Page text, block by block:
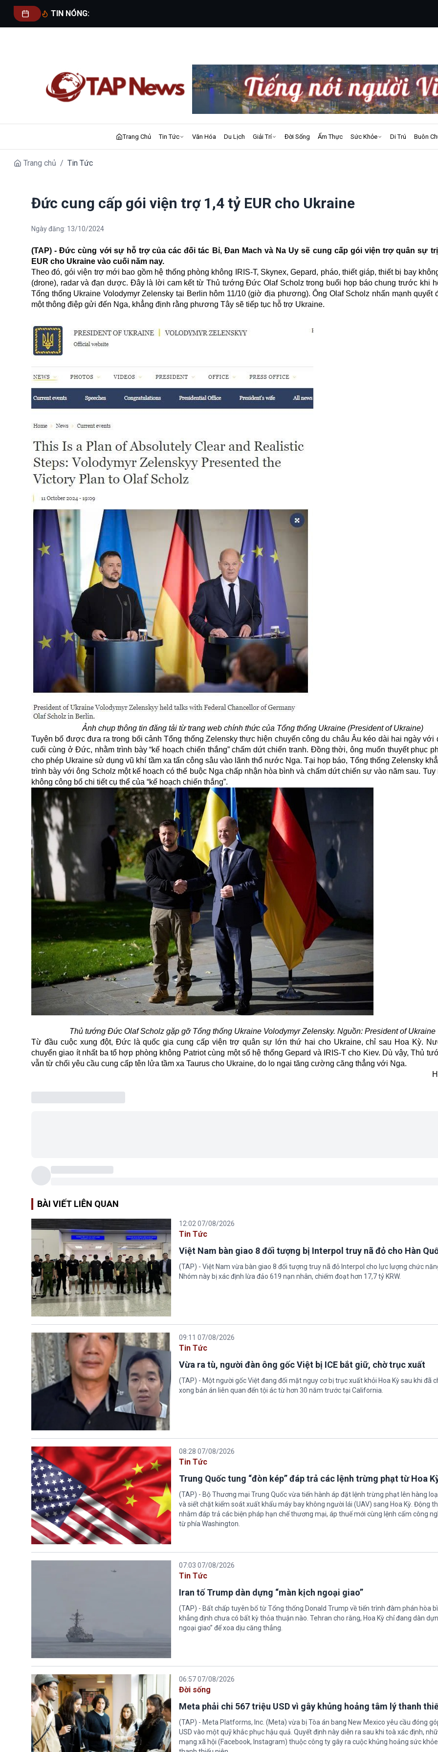
TIN NÓNG:
Trang Chủ Tin Tức Văn Hóa Du Lịch Giải Trí Đời Sống Ẩm Thực Sức Khỏe Di Trú Buôn
Trang chủ / Tin Tức
Đức cung cấp gói viện trợ 1,4 tỷ EUR cho Ukraine
Ngày đăng: 13/10/2024
(TAP) - Đức cùng với sự hỗ trợ của các đối tác Bỉ, Đan Mach và Na Uy sẽ cung cấp gói viện trợ quân sự
EUR cho Ukraine vào cuối năm nay.
Theo đó, gói viện trợ mới bao gồm hệ thống phòng không IRIS-T, Skynex, Gepard, pháo, thiết giáp, thiết bị bay
(drone), radar và đạn dược. Đây là lời cam kết từ Thủ tướng Đức Olaf Scholz trong buổi họp báo chung trước khi
Tổng thống Ukraine Volodymyr Zelensky tại Berlin hôm 11/10 (giờ địa phương). Ông Olaf Scholz nhấn mạnh quyết
một thông điệp gửi đến Nga, khẳng định rằng phương Tây sẽ tiếp tục hỗ trợ Ukraine.
Ảnh chụp thông tin đăng tải từ trang web chính thức của Tổng thống Ukraine (President of Ukraine)
Tuyên bố được đưa ra trong bối cảnh Tổng thống Zelensky thực hiện chuyến công du châu Âu kéo dài hai ngày với
cuối cùng ở Đức, nhằm trình bày “kế hoạch chiến thắng” chấm dứt chiến tranh. Đồng thời, ông muốn thuyết phục
cho phép Ukraine sử dụng vũ khí tầm xa tấn công sâu vào lãnh thổ nước Nga. Tại họp báo, Tổng thống Zelensky
trình bày với ông Scholz một kế hoạch có thể buộc Nga chấp nhận hòa bình và chấm dứt chiến sự vào năm sau. Tuy
không công bố chi tiết cụ thể của “kế hoạch chiến thắng”.
Thủ tướng Đức Olaf Scholz gặp gỡ Tổng thống Ukraine Volodymyr Zelensky. Nguồn: President of Ukraine
Từ đầu cuộc xung đột, Đức là quốc gia cung cấp viện trợ quân sự lớn thứ hai cho Ukraine, chỉ sau Hoa Kỳ.
chuyển giao ít nhất ba tổ hợp phòng không Patriot cùng một số hệ thống Gepard và IRIS-T cho Kiev. Dù vậy, Thủ
vẫn từ chối yêu cầu cung cấp tên lửa tầm xa Taurus cho Ukraine, do lo ngại tăng cường căng thẳng với Nga.
BÀI VIẾT LIÊN QUAN
12:02 07/08/2026
Tin Tức
Việt Nam bàn giao 8 đối tượng bị Interpol truy nã đỏ cho Hàn
(TAP) - Việt Nam vừa bàn giao 8 đối tượng truy nã đỏ Interpol cho lực lượng chức
Nhóm này bị xác định lừa đảo 619 nạn nhân, chiếm đoạt hơn 17,7 tỷ KRW.
09:11 07/08/2026
Tin Tức
Vừa ra tù, người đàn ông gốc Việt bị ICE bắt giữ, chờ trục xuất
(TAP) - Một người gốc Việt đang đối mặt nguy cơ bị trục xuất khỏi Hoa Kỳ sau khi đã
xong bản án liên quan đến tội ác từ hơn 30 năm trước tại California.
08:28 07/08/2026
Tin Tức
Trung Quốc tung “đòn kép” đáp trả các lệnh trừng phạt từ Hoa
(TAP) - Bộ Thương mại Trung Quốc vừa tiến hành áp đặt lệnh trừng phạt lên hàng
và siết chặt kiểm soát xuất khẩu máy bay không người lái (UAV) sang Hoa Kỳ. Động
nhằm đáp trả các biện pháp hạn chế thương mại, áp thuế mới cùng lệnh cấm công
từ phía Washington.
07:03 07/08/2026
Tin Tức
Iran tố Trump dàn dựng “màn kịch ngoại giao”
(TAP) - Bất chấp tuyên bố từ Tổng thống Donald Trump về tiến trình đàm phán hòa
khẳng định chưa có bất kỳ thỏa thuận nào. Tehran cho rằng, Hoa Kỳ chỉ đang dàn
ngoại giao” để xoa dịu căng thẳng.
06:57 07/08/2026
Đời sống
Meta phải chi 567 triệu USD vì gây khủng hoảng tâm lý thanh
(TAP) - Meta Platforms, Inc. (Meta) vừa bị Tòa án bang New Mexico yêu cầu đóng
USD vào một quỹ khắc phục hậu quả. Quyết định này diễn ra sau khi toà xác định,
mạng xã hội (Facebook, Instagram) thuộc công ty gây ra cuộc khủng hoảng sức